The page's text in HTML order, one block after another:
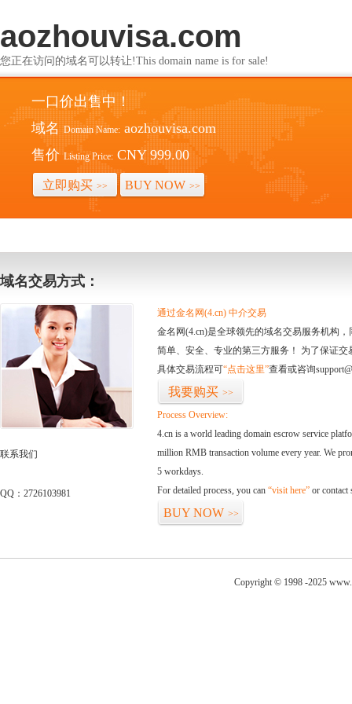
aozhouvisa.com
您正在访问的域名可以转让!This domain name is for sale!
一口价出售中！
域名 Domain Name: aozhouvisa.com
售价 Listing Price: CNY 999.00
立即购买 >> BUY NOW >>
域名交易方式：
联系我们
QQ：2726103981
通过金名网(4.cn) 中介交易
金名网(4.cn)是全球领先的域名交易服务机构
简单、安全、专业的第三方服务！ 为了保证
具体交易流程可“点击这里”查看或咨询
我要购买 >>
Process Overview:
4.cn is a world leading domain escrow service
million RMB transaction volume every year. We
5 workdays.
For detailed process, you can “visit here” or contact
BUY NOW >>
Copyright © 1998 -2025